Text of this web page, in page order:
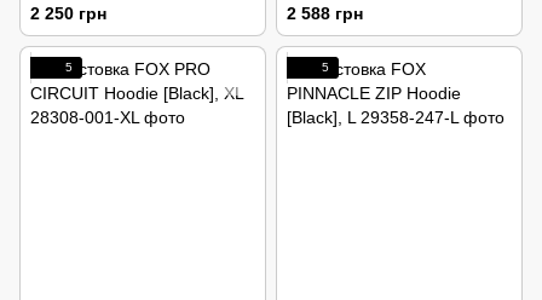
2 250 грн 2 588 грн
5 5